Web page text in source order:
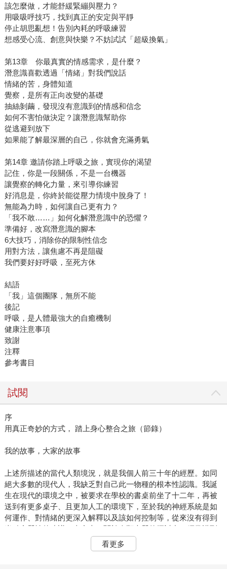
該怎麼做，才能舒緩緊繃與壓力？
用吸吸呼技巧，找到真正的安定與平靜
停止胡思亂想！告別內耗的呼吸練習
想感受心流、創意與快樂？不妨試試「超級換氣」
第13章 你最真實的情感需求，是什麼？
潛意識喜歡透過「情緒」對我們說話
情緒的苦，身體知道
覺察，是所有正向改變的基礎
抽絲剝繭，發現沒有意識到的情感和信念
如何不害怕做決定？讓潛意識幫助你
從逃避到放下
如果能了解最深層的自己，你就會充滿勇氣
第14章 邀請你踏上呼吸之旅，實現你的渴望
記住，你是一段關係，不是一台機器
讓覺察的轉化力量，來引導你練習
好消息是，你終於能從壓力情境中脫身了！
無能為力時，如何讓自己更有力？
「我不敢……」如何化解潛意識中的恐懼？
準備好，改寫潛意識的腳本
6大技巧，消除你的限制性信念
用對方法，讓焦慮不再是阻礙
我們要好好呼吸，至死方休
結語
「我」這個團隊，無所不能
後記
呼吸，是人體最強大的自癒機制
健康注意事項
致謝
注釋
參考書目
試閱
序
用真正奇妙的方式， 踏上身心整合之旅（節錄）
我的故事，大家的故事
上述所描述的當代人類境況，就是我個人前三十年的經歷。如同
絕大多數的現代人，我缺乏對自己此一物種的根本性認識。我誕
生在現代的環境之中，被要求在學校的書桌前坐了十二年，再被
送到有更多桌子、且更加人工的環境下，至於我的神經系統是如
何運作、對情緒的更深入解釋以及該如何控制等，從來沒有得到
半點實質性的建議。事實上，關於人類本質的探討中，經常講到
我們與器械是如何地相似。在本書的第一章裡，將討論到這為什
麼是極具毀滅性的思維模式。
看更多